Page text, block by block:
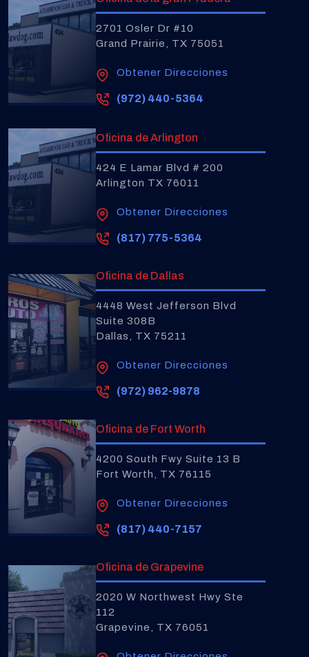
2701 Osler Dr #10
Grand Prairie, TX 75051
Obtener Direcciones
(972) 440-5364
Oficina de Arlington
424 E Lamar Blvd # 200
Arlington TX 76011
Obtener Direcciones
(817) 775-5364
Oficina de Dallas
4448 West Jefferson Blvd
Suite 308B
Dallas, TX 75211
Obtener Direcciones
(972) 962-9878
Oficina de Fort Worth
4200 South Fwy Suite 13 B
Fort Worth, TX 76115
Obtener Direcciones
(817) 440-7157
Oficina de Grapevine
2020 W Northwest Hwy Ste
112
Grapevine, TX 76051